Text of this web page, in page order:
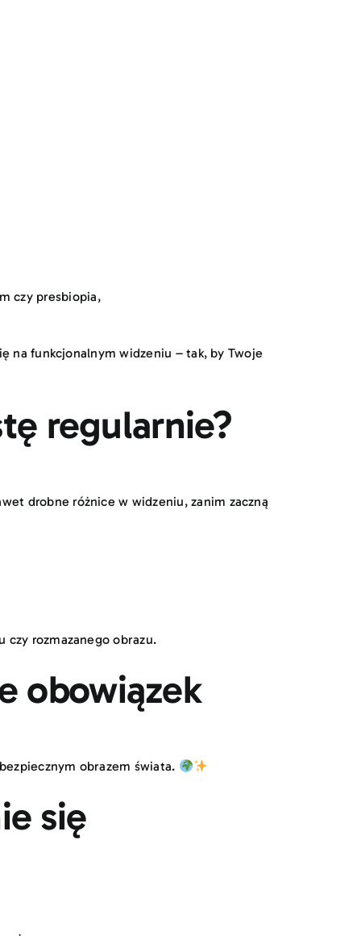
czy presbiopia,
na funkcjonalnym widzeniu – tak, by Twoje
regularnie?
drobne różnice w widzeniu, zanim zaczną
czy rozmazanego obrazu.
obowiązek
obrazem świata.
się